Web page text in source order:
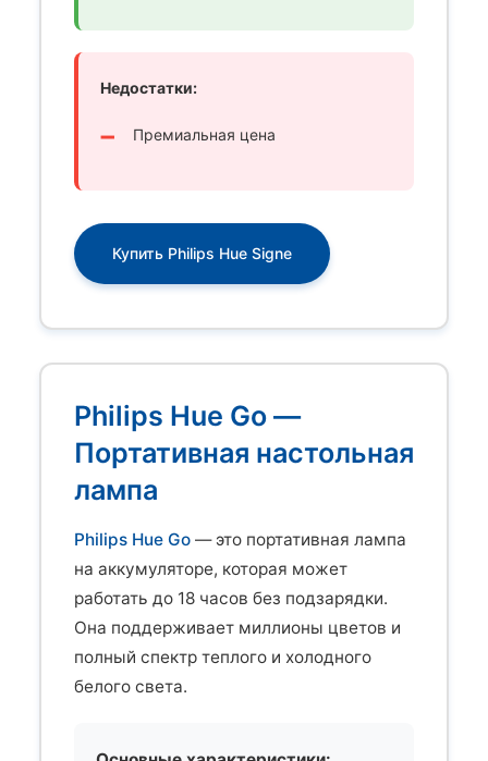
Недостатки:
Премиальная цена
Купить Philips Hue Signe
Philips Hue Go —
Портативная настольная
лампа
Philips Hue Go — это портативная лампа
на аккумуляторе, которая может
работать до 18 часов без подзарядки.
Она поддерживает миллионы цветов и
полный спектр теплого и холодного
белого света.